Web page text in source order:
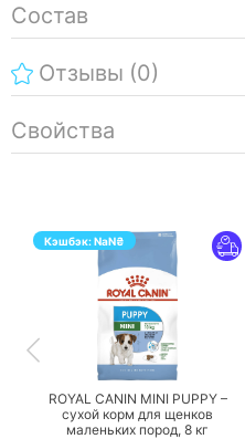
Состав
Отзывы (0)
Свойства
Кэшбэк:NaN₴
ПЕРЕЙТИ
ROYAL CANIN MINI PUPPY –
сухой корм для щенков
маленьких пород, 8 кг